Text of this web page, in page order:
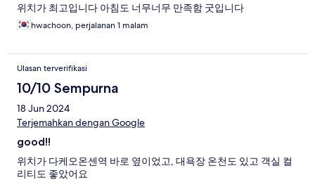
위치가 최고입니다 아침도 너무너무 만족함 굿입니다
hwachoon, perjalanan 1 malam
Ulasan terverifikasi
10/10 Sempurna
18 Jun 2024
Terjemahkan dengan Google
good!!
위치가 다케오온센역 바로 옆이었고, 대욕장 온천도 있고 객실 컬
리티도 좋았어요